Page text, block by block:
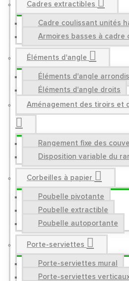
Cadres extractibles
Cadre coulissant unités
Armoires basses à cadre
Éléments d'angle
Éléments d'angle arrondis
Éléments d'angle droits
Aménagement des tiroirs et
Rangement fixe des
Disposition variable du
Corbeilles à papier
Poubelle pivotante
Poubelle extractible
Poubelle autoportante
Porte-serviettes
Porte-serviettes mural
Porte-serviettes